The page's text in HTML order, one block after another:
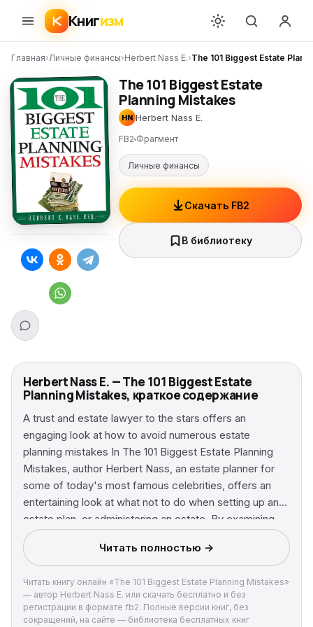
Книгизм
Главная›Личные финансы›Herbert Nass E.›The 101 Biggest Estate
The 101 Biggest Estate
Planning Mistakes
HN Herbert Nass E.
FB2 Фрагмент
Личные финансы
Скачать FB2
В библиотеку
Herbert Nass E. — The 101 Biggest Estate
Planning Mistakes, краткое содержание
A trust and estate lawyer to the stars offers an
engaging look at how to avoid numerous estate
planning mistakes In The 101 Biggest Estate Planning
Mistakes, author Herbert Nass, an estate planner for
some of today's most famous celebrities, offers an
entertaining look at what not to do when setting up an
estate plan, or administering an estate. By examining
the mistakes made by some of the most well-known
celebrities-from Bob Marley to John F. Kennedy, Sr.
and Jr.-this book will guide readers toward making a
successful estate plan and help them avoid many
common pitfalls. Chapters cover such topics as:
mistakes involving tangible personal property, real
Читать полностью →
Читать книгу онлайн «The 101 Biggest Estate Planning Mistakes»
— автор Herbert Nass E. или скачать бесплатно и без
регистрации в формате fb2. Полные версии книг, без
сокращений, на сайте — библиотека бесплатных книг